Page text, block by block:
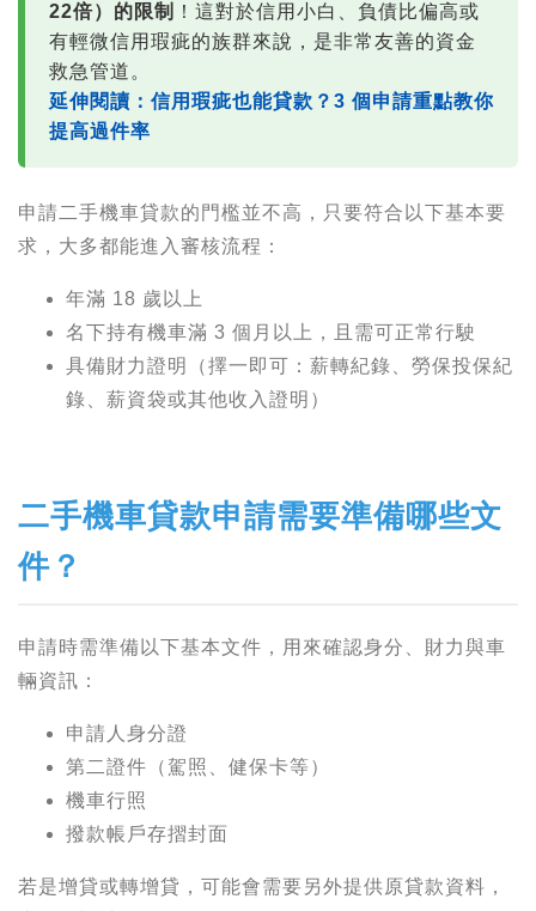
22倍）的限制
！這對於信用小白、負債比偏高或
有輕微信用瑕疵的族群來說，是非常友善的資金
救急管道。
延伸閱讀：信用瑕疵也能貸款？3 個申請重點教你
提高過件率
申請二手機車貸款的門檻並不高，只要符合以下基本要
求，大多都能進入審核流程：
年滿 18 歲以上
名下持有機車滿 3 個月以上，且需可正常行駛
具備財力證明（擇一即可：薪轉紀錄、勞保投保紀
錄、薪資袋或其他收入證明）
二手機車貸款申請需要準備哪些文
件？
申請時需準備以下基本文件，用來確認身分、財力與車
輛資訊：
申請人身分證
第二證件（駕照、健保卡等）
機車行照
撥款帳戶存摺封面
若是增貸或轉增貸，可能會需要另外提供原貸款資料，